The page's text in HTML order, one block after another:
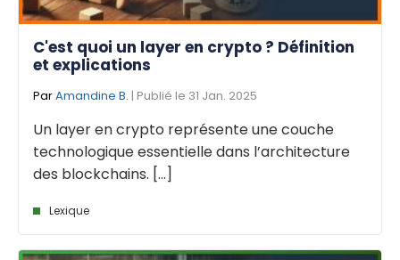
C'est quoi un layer en crypto ? Définition
et explications
ParAmandine B. | Publié le 31 Jan. 2025
Un layer en crypto représente une couche
technologique essentielle dans l’architecture
des blockchains. [...]
Lexique